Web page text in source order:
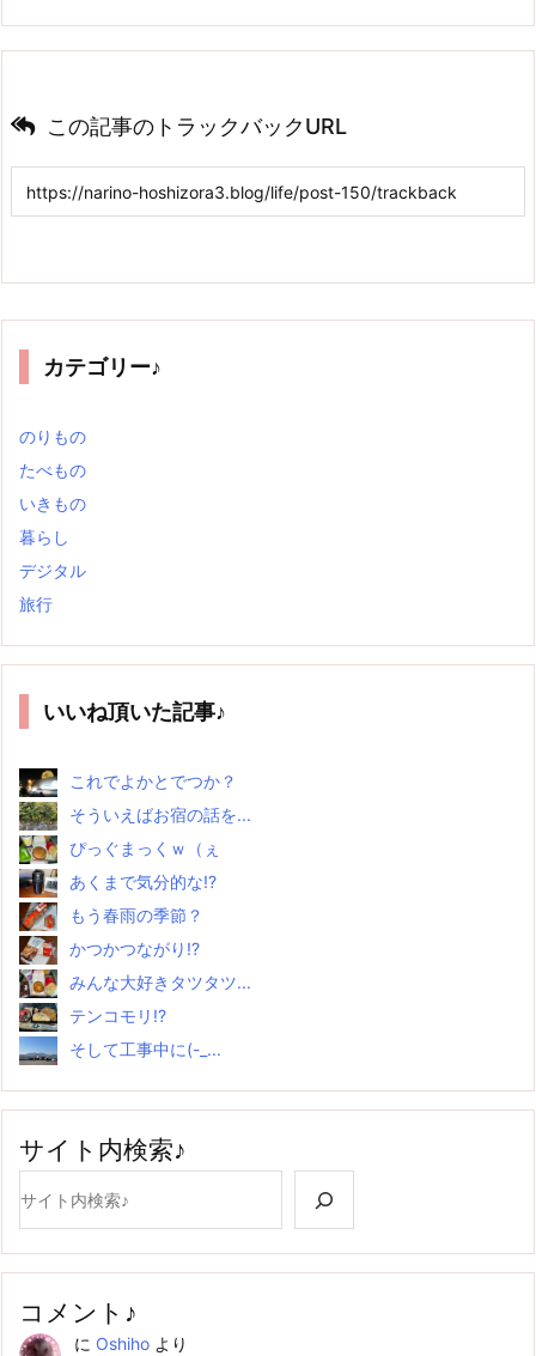
この記事のトラックバックURL
カテゴリー♪
のりもの
たべもの
いきもの
暮らし
デジタル
旅行
いいね頂いた記事♪
これでよかとでつか？
そういえばお宿の話を...
ぴっぐまっくｗ（ぇ
あくまで気分的な!?
もう春雨の季節？
かつかつながり!?
みんな大好きタツタツ...
テンコモリ!?
そして工事中に(-_...
サイト内検索♪
コメント♪
に Oshihoより